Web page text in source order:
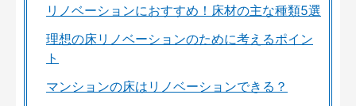
リノベーションにおすすめ！床材の主な種類5選
理想の床リノベーションのために考えるポイン
ト
マンションの床はリノベーションできる？